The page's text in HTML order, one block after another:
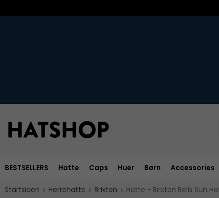
BESTSELLERS Hatte Caps Huer Børn Accessories
Startsiden Herrehatte Brixton Hatte - Brixton Bells Sun